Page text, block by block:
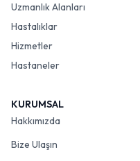
Uzmanlık Alanları
Hastalıklar
Hizmetler
Hastaneler
KURUMSAL
Hakkımızda
Bize Ulaşın